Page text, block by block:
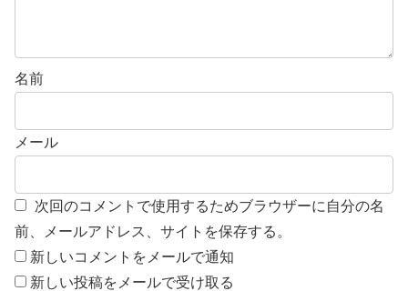
名前
メール
次回のコメントで使用するためブラウザーに自分の名
前、メールアドレス、サイトを保存する。
新しいコメントをメールで通知
新しい投稿をメールで受け取る